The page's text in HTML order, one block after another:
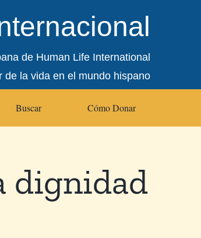
de Human Life International
de la vida en el mundo hispano
Buscar Cómo Donar
dignidad